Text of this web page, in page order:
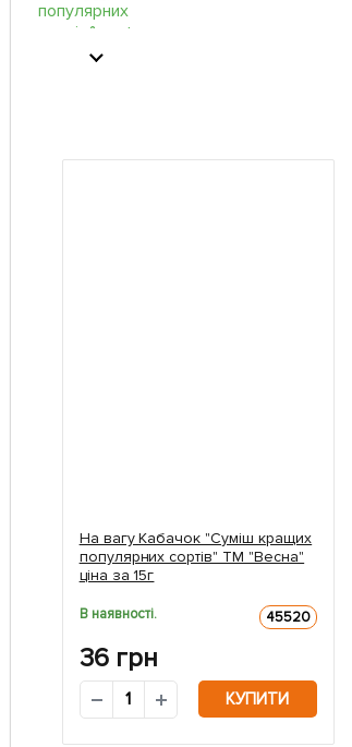
На вагу Кабачок "Суміш кращих
популярних сортів" ТМ "Весна"
ціна за 15г
В наявності. 45520
36грн
КУПИТИ